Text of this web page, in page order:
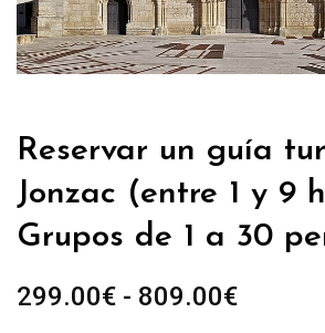
Reservar un guía
Jonzac (entre 1 y 9
Grupos de 1 a 30
299.00€ - 809.00€Rango